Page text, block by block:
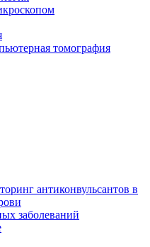
томография
антиконвульсантов в
заболеваний